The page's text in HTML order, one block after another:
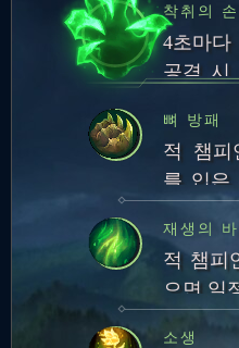
착취의 손
4초마
공격 시
가
뼈 방패
적 챔피
를 입은
하는 3
공격으
피해를
시간:
간: 45초
재생의
적 챔피
으면 일
은 체력
소생